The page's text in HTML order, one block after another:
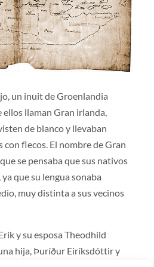
un inuit de Groenlandia
llaman Gran irlanda,
de blanco y llevaban
con flecos. El nombre de Gran
se pensaba que sus nativos
que su lengua sonaba
muy distinta a sus vecinos
y su esposa Theodhild
hija, Þuríður Eiríksdóttir y